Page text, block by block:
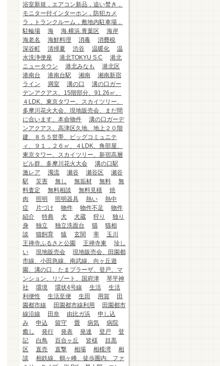
浴室新規，エアコン新品，追い焚き，
モニター付インターホン，防犯カメ
ラ，トランクルーム，敷地内駐車場，
駐輪場
海 海.横浜.青葉区
海岸
海老名
海鮮料理 消毒
消費税
深谷町
清掃夏 渋谷 温暖化
温
水洗浄便座
港北TOKYU S.C
港北
ニュータウン
港北みなも
港北区
港南台
港南台駅 湘南
湘南新宿
ライン
満室 溝の口
溝の口ガー
デンアクアス、15階部分、91.26㎡、
４LDK、東京タワー、スカイツリー、
多摩川花火大会、現地販売会、まだ間
に合います、本命物件
溝の口ガーデ
ンアクアス、高津区久地、地上２０階
建、８５５世帯、ビッグコミュニテ
ィ、９１．２６㎡、４LDK、角部屋、
東京タワー、スカイツリー、新宿高層
ビル群、多摩川花火大会
溝の口駅
激レア
濁流 瀬谷 瀬谷区
瀬谷
駅
災害 無し 無垢材 無料
無
料査定
無料相談 無料見積
焼
肉
照明 照明器具 熱い
熱中
症
片づけ 物件 物件不足
物件
紹介
特典 犬 犬蔵 狩り
独り
身
独立 独立洗面台 猫
猫相
談
猫飼育 猿 玄関 率
玉川
王禅寺ふるさと公園
王禅寺東
珍し
い
現地販売会
現地販売会、田園都
市線、小田急線、南武線、向ヶ丘遊
園、溝の口、たまプラーザ、登戸、マ
ンション、リゾート、国府津
琴平神
社
環境 環状4号線 生活
生活
利便性
生活至便 生田 用賀
田
園都市線
田園都市線利用
田園都市
線沿線
田奈 由比ガ浜
申し込
み
申込 留守 畳 病気
病院
癒し
発行 発表 発達 登戸
登
記
白鳥 百合ヶ丘 皆様
目黒
区
直売 直撃 相場 相模湾
相
談
相鉄線、鶴ヶ峰、徒歩圏内、ファ